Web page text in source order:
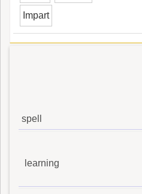
Impart
spell
learning